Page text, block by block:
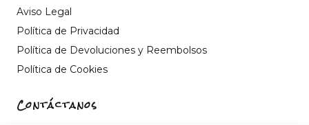
Aviso Legal
Política de Privacidad
Política de Devoluciones y Reembolsos
Política de Cookies
Contáctanos